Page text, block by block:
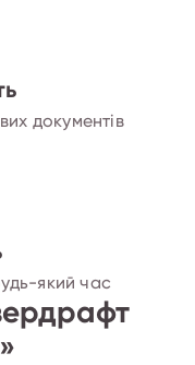
документів
який час